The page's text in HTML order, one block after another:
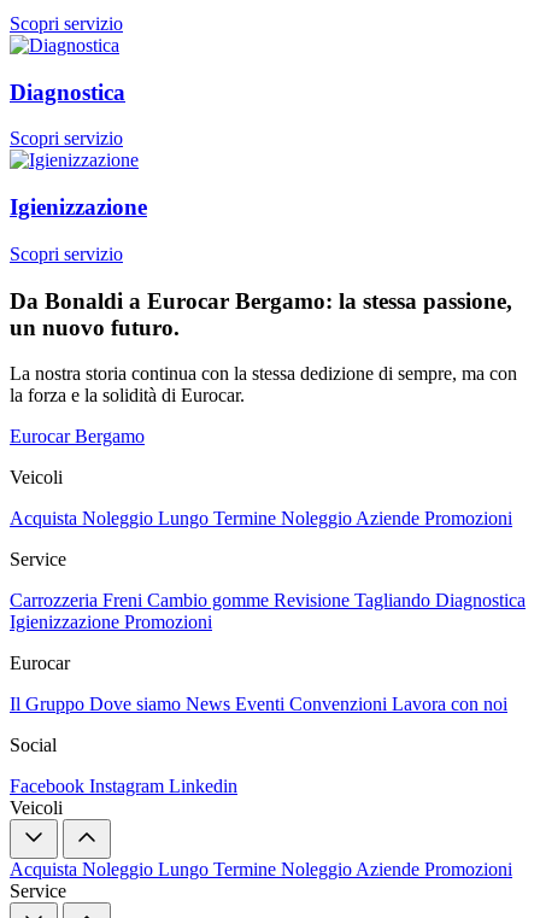
Scopri servizio
Diagnostica
Scopri servizio
Igienizzazione
Scopri servizio
Da Bonaldi a Eurocar Bergamo: la stessa passione,
un nuovo futuro.
La nostra storia continua con la stessa dedizione di sempre, ma con
la forza e la solidità di Eurocar.
Eurocar Bergamo
Veicoli
Acquista Noleggio Lungo Termine Noleggio Aziende Promozioni
Service
Carrozzeria Freni Cambio gomme Revisione Tagliando Diagnostica
Igienizzazione Promozioni
Eurocar
Il Gruppo Dove siamo News Eventi Convenzioni Lavora con noi
Social
Facebook Instagram Linkedin
Veicoli
Acquista Noleggio Lungo Termine Noleggio Aziende Promozioni
Service